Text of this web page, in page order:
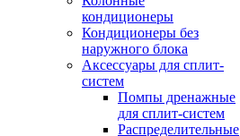
кондиционеры
Кондиционеры без
наружного блока
Аксессуары для сплит-
систем
Помпы дренажные
для сплит-систем
Распределительные